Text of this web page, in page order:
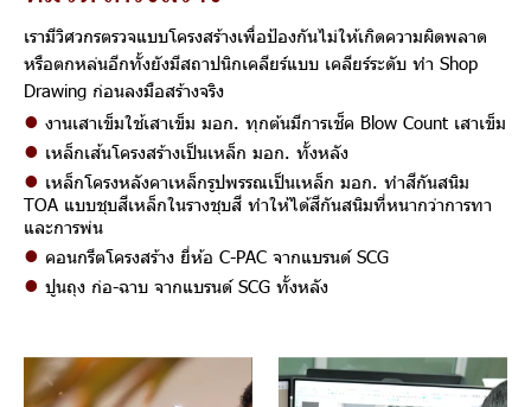
เรามีวิศวกรตรวจแบบโครงสร้างเพื่อป้องกันไม่ให้เกิดความผิดพลาด
หรือตกหล่นอีกทั้งยังมีสถาปนิกเคลียร์แบบ เคลียร์ระดับ ทำ Shop
Drawing ก่อนลงมือสร้างจริง
• งานเสาเข็มใช้เสาเข็ม มอก. ทุกต้นมีการเช็ค Blow Count เสาเข็ม
• เหล็กเส้นโครงสร้างเป็นเหล็ก มอก. ทั้งหลัง
• เหล็กโครงหลังคาเหล็กรูปพรรณเป็นเหล็ก มอก. ทำสีกันสนิม
TOA แบบชุบสีเหล็กในรางชุบสี ทำให้ได้สีกันสนิมที่หนากว่าการทา
และการพ่น
• คอนกรีตโครงสร้าง ยี่ห้อ C-PAC จากแบรนด์ SCG
• ปูนถุง ก่อ-ฉาบ จากแบรนด์ SCG ทั้งหลัง